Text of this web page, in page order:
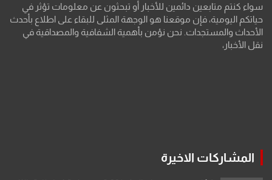
سواء كنتم متابعين دائمين للأخبار أو تبحثون عن معلومات تؤثر في
حياتكم اليومية، فإن موقعنا هو الوجهة المثلى للبقاء على اطلاع بأحدث
الأحداث والمستجدات. نحن نؤمن بأهمية الشفافية والمصداقية في
نقل الأخبار،
المشاركات الاخيرة